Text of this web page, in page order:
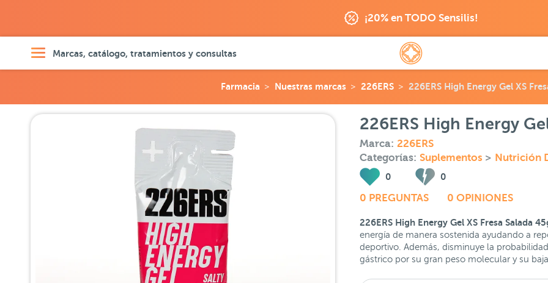
¡20% en TODO Sensilis!
Marcas, catálogo, tratamientos y consultas
Farmacia Nuestras marcas 226ERS 226ERS High Energy Gel XS
226ERS High Energy
Marca: 226ERS
Categorías: Suplementos > Nutrición
0 0
0 PREGUNTAS 0 OPINIONES
226ERS High Energy Gel XS Fresa Salada
energía de manera sostenida ayudando a
deportivo. Además, disminuye la
gástrico por su gran peso molecular y su